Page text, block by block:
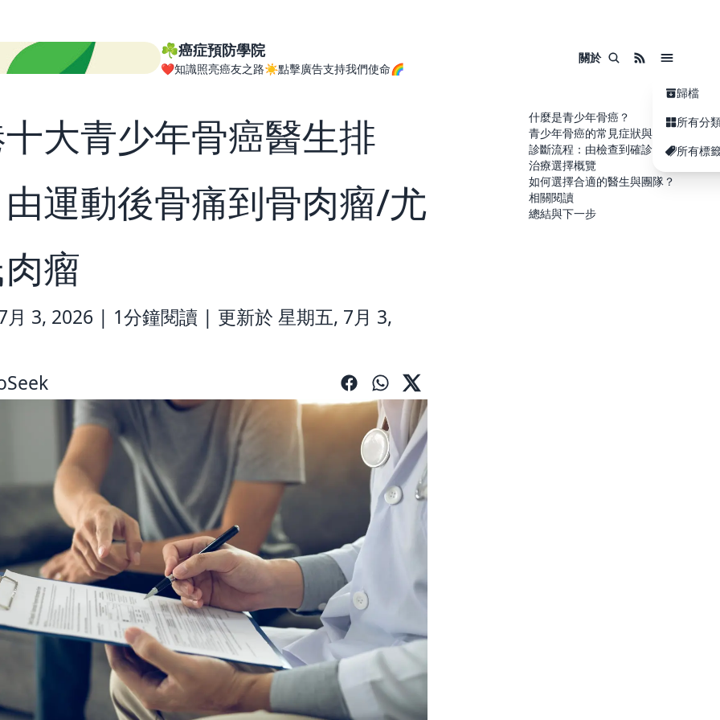
☘️癌症預防學院
❤️知識照亮癌友之路☀️點擊廣告支持我們使命🌈
關於
歸檔
所有分
所有標
大青少年骨癌醫生排
運動後骨痛到骨肉瘤/尤
瘤
月 3, 2026 | 1分鐘閱讀 | 更新於 星期五, 7月 3,
什麼是青少年骨癌？
青少年骨癌的常見症狀與警號
診斷流程：由檢查到確診
治療選擇概覽
如何選擇合適的醫生與團隊？
相關閱讀
總結與下一步